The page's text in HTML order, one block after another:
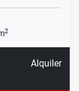
2
Alquiler